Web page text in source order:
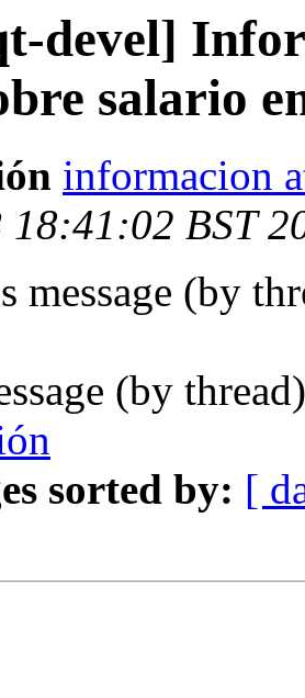
devel]
salario
informacion
18:41:02 BST
message (by
(by
sorted by: [